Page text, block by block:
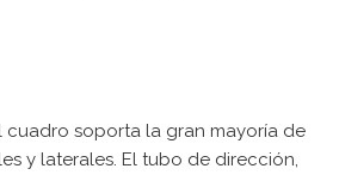
cuadro soporta la gran mayoría de
y laterales. El tubo de dirección,